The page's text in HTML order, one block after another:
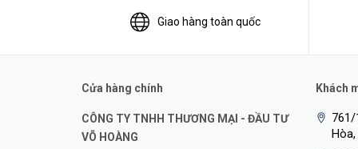
- Thiết kế: vỏ sắt, fanless chống ồn, hỗ trợ lắp đặt tủ
Giao hàng toàn quốc
Cửa hàng chính
CÔNG TY TNHH THƯƠNG MẠI - ĐẦU TƯ
VÕ HOÀNG
Khách
761/
Hòa,